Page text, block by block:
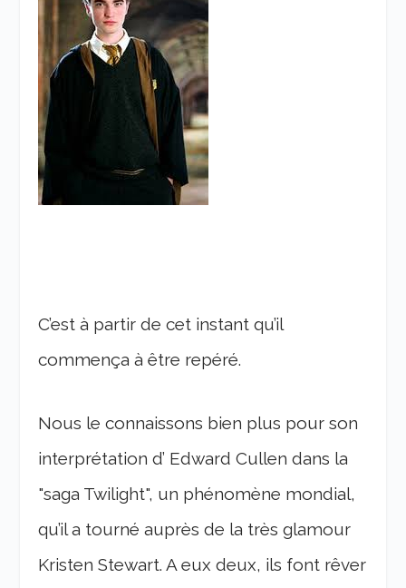
C’est à partir de cet instant qu’il
commença à être repéré.
Nous le connaissons bien plus pour son
interprétation d’ Edward Cullen dans la
"saga Twilight", un phénomène mondial,
qu’il a tourné auprès de la très glamour
Kristen Stewart. A eux deux, ils font rêver